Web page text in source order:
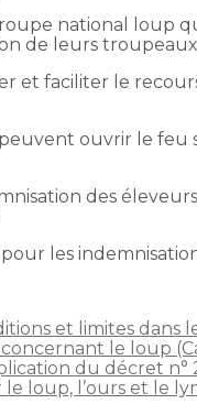
national loup
de leurs
et faciliter le
ouvrir le
des
les
et limites
le loup
du décret
loup, l’ours et le